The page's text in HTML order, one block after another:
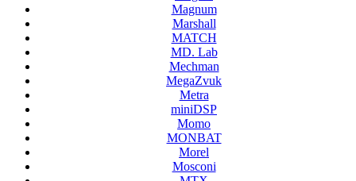
Magnum
Marshall
MATCH
MD. Lab
Mechman
MegaZvuk
Metra
miniDSP
Momo
MONBAT
Morel
Mosconi